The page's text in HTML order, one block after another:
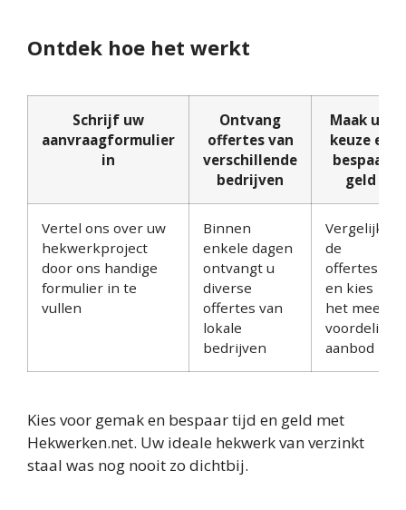
Ontdek hoe het werkt
Schrijf uw
aanvraagformulier
in
Ontvang
offertes van
verschillende
bedrijven
Maak uw
keuze en
bespaar
geld
Vertel ons over uw
hekwerkproject
door ons handige
formulier in te
vullen
Binnen
enkele dagen
ontvangt u
diverse
offertes van
lokale
bedrijven
Vergelijk
de
offertes
en kies
het meest
voordelige
aanbod
Kies voor gemak en bespaar tijd en geld met
Hekwerken.net. Uw ideale hekwerk van verzinkt
staal was nog nooit zo dichtbij.